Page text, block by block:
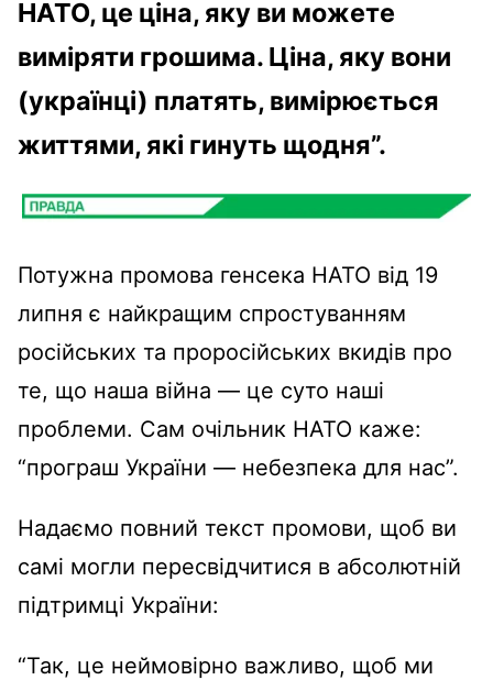
НАТО, це ціна, яку ви можете
виміряти грошима. Ціна, яку вони
(українці) платять, вимірюється
життями, які гинуть щодня”.
Потужна промова генсека НАТО від 19
липня є найкращим спростуванням
російських та проросійських вкидів про
те, що наша війна — це суто наші
проблеми. Сам очільник НАТО каже:
“програш України — небезпека для нас”.
Надаємо повний текст промови, щоб ви
самі могли пересвідчитися в абсолютній
підтримці України:
“Так, це неймовірно важливо, щоб ми